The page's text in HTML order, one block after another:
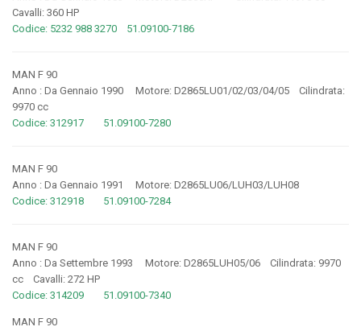
Cavalli: 360 HP
Codice: 5232 988 3270 51.09100-7186
MAN F 90
Anno : Da Gennaio 1990 Motore: D2865LU01/02/03/04/05 Cilindrata:
9970 cc
Codice: 312917 51.09100-7280
MAN F 90
Anno : Da Gennaio 1991 Motore: D2865LU06/LUH03/LUH08
Codice: 312918 51.09100-7284
MAN F 90
Anno : Da Settembre 1993 Motore: D2865LUH05/06 Cilindrata: 9970
cc Cavalli: 272 HP
Codice: 314209 51.09100-7340
MAN F 90